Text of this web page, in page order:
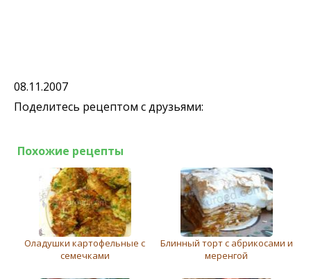
08.11.2007
Поделитесь рецептом с друзьями:
Похожие рецепты
Оладушки картофельные с
семечками
Блинный торт с абрикосами и
меренгой